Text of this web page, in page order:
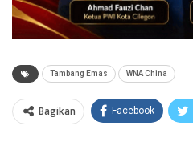
Tambang Emas WNA China
Bagikan Facebook